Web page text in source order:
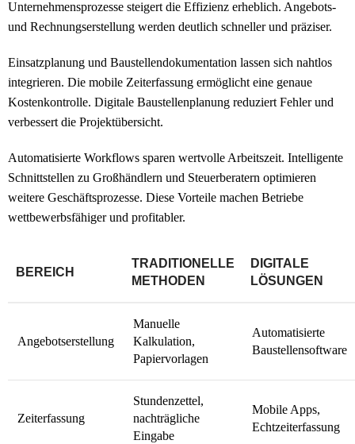
Unternehmensprozesse steigert die Effizienz erheblich. Angebots-
und Rechnungserstellung werden deutlich schneller und präziser.
Einsatzplanung und Baustellendokumentation lassen sich nahtlos
integrieren. Die mobile Zeiterfassung ermöglicht eine genaue
Kostenkontrolle. Digitale Baustellenplanung reduziert Fehler und
verbessert die Projektübersicht.
Automatisierte Workflows sparen wertvolle Arbeitszeit. Intelligente
Schnittstellen zu Großhändlern und Steuerberatern optimieren
weitere Geschäftsprozesse. Diese Vorteile machen Betriebe
wettbewerbsfähiger und profitabler.
BEREICH
TRADITIONELLE
METHODEN
DIGITALE
LÖSUNGEN
Angebotserstellung
Manuelle
Kalkulation,
Papiervorlagen
Automatisierte
Baustellensoftware
Zeiterfassung
Stundenzettel,
nachträgliche
Eingabe
Mobile Apps,
Echtzeiterfassung